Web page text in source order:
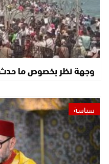
وجهة نظر بخصوص ما
سياسة